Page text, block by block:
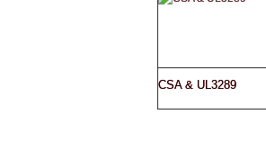
CSA & UL3289